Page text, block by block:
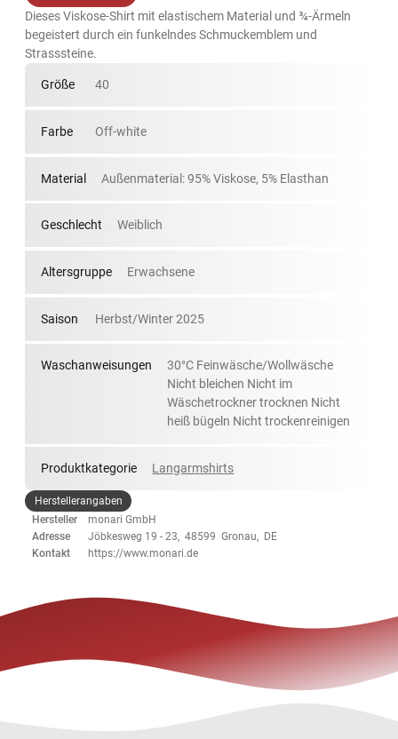
Dieses Viskose-Shirt mit elastischem Material und ¾-Ärmeln
begeistert durch ein funkelndes Schmuckemblem und
Strasssteine.
Größe 40
Farbe Off-white
Material Außenmaterial: 95% Viskose, 5% Elasthan
Geschlecht Weiblich
Altersgruppe Erwachsene
Saison Herbst/Winter 2025
Waschanweisungen
30°C Feinwäsche/Wollwäsche
Nicht bleichen Nicht im
Wäschetrockner trocknen Nicht
heiß bügeln Nicht trockenreinigen
Produktkategorie Langarmshirts
Herstellerangaben
Hersteller
monari GmbH
Adresse
Jöbkesweg 19 - 23, 48599 Gronau, DE
Kontakt
https://www.monari.de